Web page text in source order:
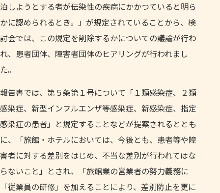
泊しようとする者が伝染性の疾病にかかつていると明ら
かに認められるとき。」が規定されていることから、検
討会では、この規定を削除するかについての議論が行わ
れ、患者団体、障害者団体のヒアリングが行われまし
た。
報告書では、第５条第１号について「１類感染症、２類
感染症、新型インフルエンザ等感染症、新感染症、指定
感染症の患者」と規定することなどが提案されるととも
に、「旅館・ホテルにおいては、今後とも、患者等や障
害者に対する差別をはじめ、不当な差別が行われてはな
らないこと」とされ、「旅館業の営業者の努力義務に
「従業員の研修」を加えることにより、差別防止を更に